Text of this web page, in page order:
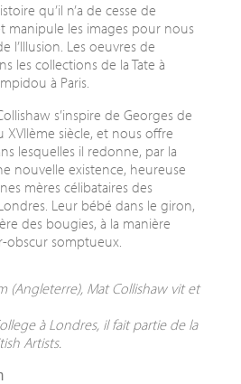
qu’il n’a de cesse de
manipule les images pour nous
l’Illusion. Les oeuvres de
les collections de la Tate à
à Paris.
s’inspire de Georges de
XVIIème siècle, et nous offre
lesquelles il redonne, par la
nouvelle existence, heureuse
mères célibataires des
Leur bébé dans le giron,
des bougies, à la manière
obscur somptueux.
(Angleterre), Mat Collishaw vit et
à Londres, il fait partie de la
Artists.